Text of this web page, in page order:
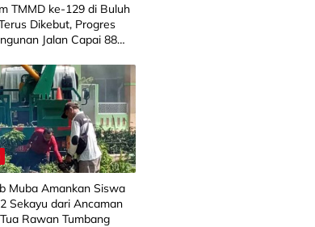
TMMD ke-129 di Buluh
Dikebut, Progres
Jalan Capai 88
Muba Amankan Siswa
Sekayu dari Ancaman
Rawan Tumbang